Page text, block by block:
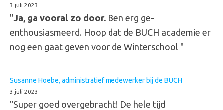
3 juli 2023
"Ja, ga vooral zo door. Ben erg ge-
enthousiasmeerd. Hoop dat de BUCH academie er
nog een gaat geven voor de Winterschool "
Susanne Hoebe, administratief medewerker bij de BUCH
3 juli 2023
"Super goed overgebracht! De hele tijd